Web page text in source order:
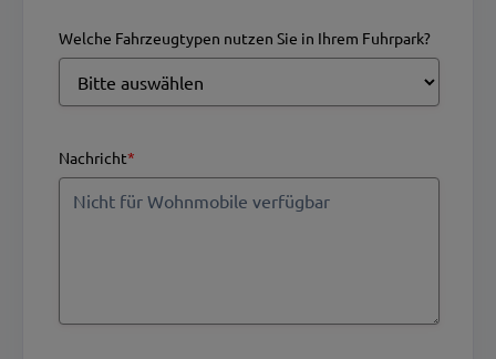
Welche Fahrzeugtypen nutzen Sie in Ihrem Fuhrpark?
Nachricht*